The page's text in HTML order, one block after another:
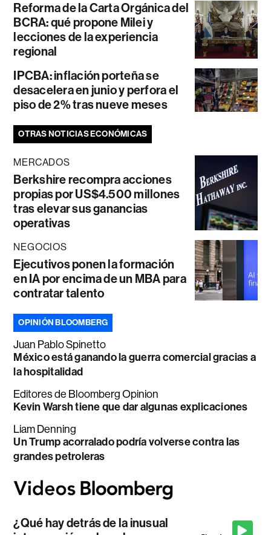
Reforma de la Carta Orgánica del
BCRA: qué propone Milei y
lecciones de la experiencia
regional
IPCBA: inflación porteña se
desacelera en junio y perfora el
piso de 2% tras nueve meses
OTRAS NOTICIAS ECONÓMICAS
MERCADOS
Berkshire recompra acciones
propias por US$4.500 millones
tras elevar sus ganancias
operativas
NEGOCIOS
Ejecutivos ponen la formación
en IA por encima de un MBA para
contratar talento
OPINIÓN BLOOMBERG
Juan Pablo Spinetto
México está ganando la guerra comercial gracias a
la hospitalidad
Editores de Bloomberg Opinion
Kevin Warsh tiene que dar algunas explicaciones
Liam Denning
Un Trump acorralado podría volverse contra las
grandes petroleras
¿Qué hay detrás de la inusual